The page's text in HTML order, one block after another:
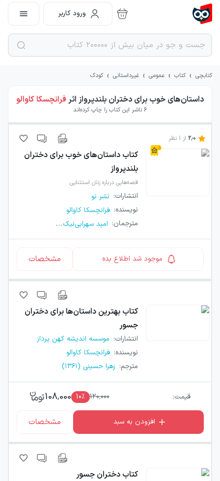
ورود کاربر
کتابچی › کتاب › عمومی › غیرداستانی › کودک
داستان‌های خوب برای دختران بلندپرواز اثر فرانچسکا کاوالو
6 ناشر این کتاب را چاپ کرده‌اند
2.0 از 1 نظر
کتاب داستان‌های خوب برای دختران
بلندپرواز
قصه‌هایی درباره زنان استثنایی
انتشارات: نشر نو
نویسنده: فرانچسکا کاوالو
مترجمان: امید سهرابی‌نیک...
موجود شد اطلاع بده مشخصات
کتاب بهترین داستان‌ها برای دختران
جسور
انتشارات: موسسه اندیشه کهن پرداز
نویسنده: فرانچسکا کاوالو
مترجم: زهرا حسینی (۱۳۶۱)
قیمت: 120,000
10٪ 108,000
افزودن به سبد مشخصات
کتاب دختران جسور